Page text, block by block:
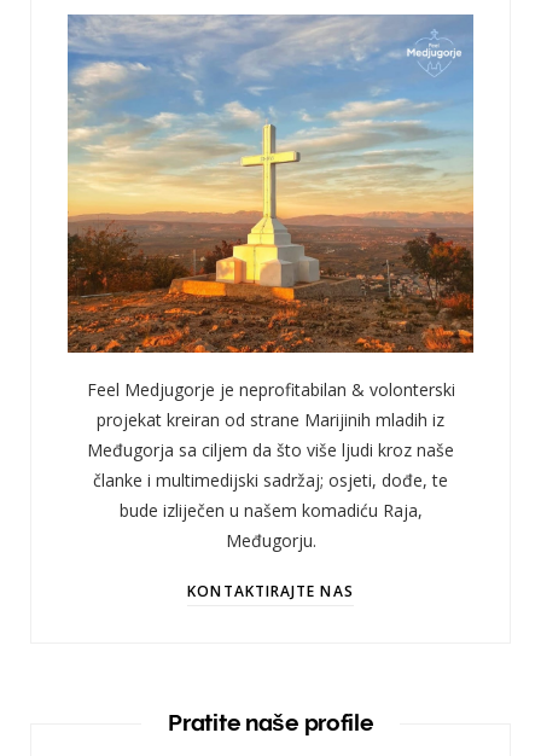
Feel Medjugorje je neprofitabilan & volonterski
projekat kreiran od strane Marijinih mladih iz
Međugorja sa ciljem da što više ljudi kroz naše
članke i multimedijski sadržaj; osjeti, dođe, te
bude izliječen u našem komadiću Raja,
Međugorju.
KONTAKTIRAJTE NAS
Pratite naše profile